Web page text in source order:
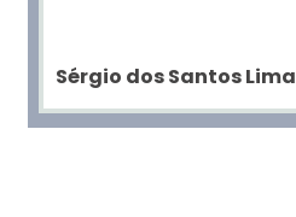
Sérgio dos Santos Lima